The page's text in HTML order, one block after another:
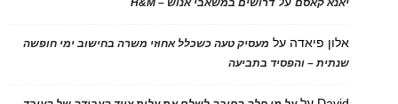
יאנא קאסם דרושים במשאבי אנוש – H&M
אלון פיאדה על מעסיק טעה כשכלל אחוזי משרה בחישוב ימי חופשה
שנתית – והפסיד בתביעה